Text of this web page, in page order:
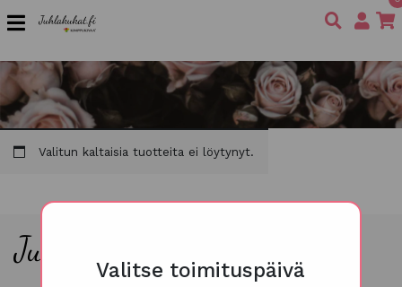
Valitse toimituspäivä
Valitun kaltaisia tuotteita ei löytynyt.